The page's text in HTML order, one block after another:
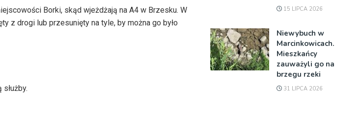
Borki, skąd wjeżdżają na A4 w Brzesku. W
z drogi lub przesunięty na tyle, by można go było
15 LIPCA 2026
Niewybuch w
Marcinkowicach.
Mieszkańcy
zauważyli go na
brzegu rzeki
31 LIPCA 2026